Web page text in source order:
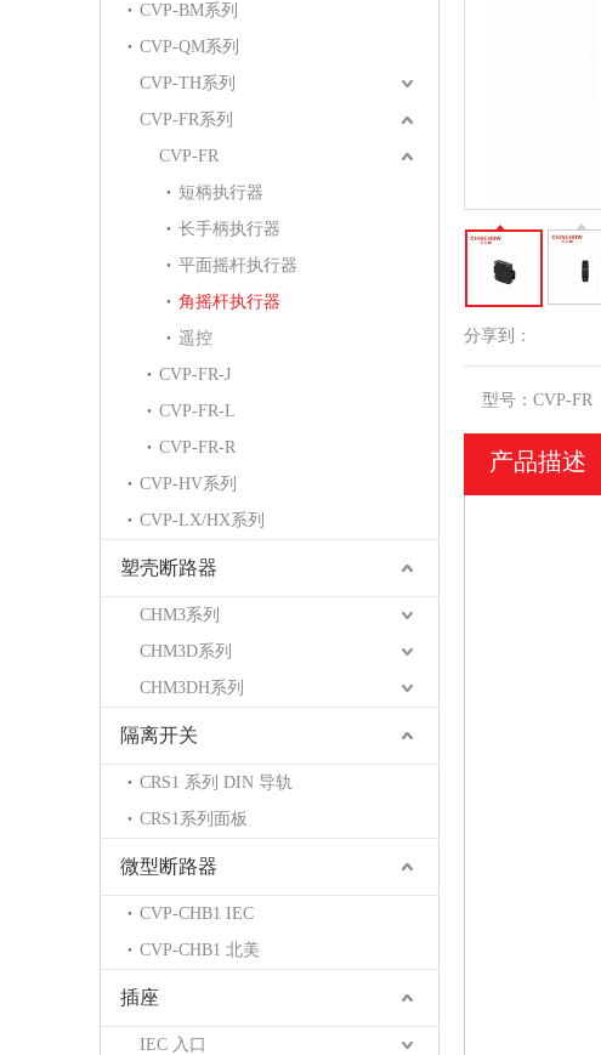
CVP-BM系列
CVP-QM系列
CVP-TH系列
CVP-FR系列
CVP-FR
短柄执行器
长手柄执行器
平面摇杆执行器
角摇杆执行器
遥控
CVP-FR-J
CVP-FR-L
CVP-FR-R
CVP-HV系列
CVP-LX/HX系列
塑壳断路器
CHM3系列
CHM3D系列
CHM3DH系列
隔离开关
CRS1 系列 DIN 导轨
CRS1系列面板
微型断路器
CVP-CHB1 IEC
CVP-CHB1 北美
插座
IEC 入口
分享到：
型号： CVP-FR
产品描述